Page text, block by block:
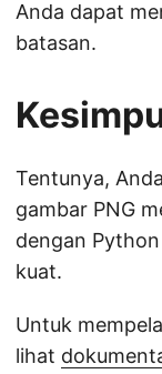
Anda dapat
batasan.
Tentunya,
gambar PNG
dengan
kuat.
Untuk
lihat